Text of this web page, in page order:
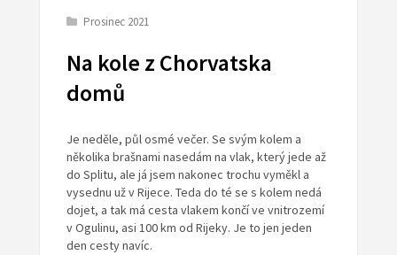
Prosinec 2021
Na kole z Chorvatska
domů
Je neděle, půl osmé večer. Se svým kolem a
několika brašnami nasedám na vlak, který jede až
do Splitu, ale já jsem nakonec trochu vyměkl a
vysednu už v Rijece. Teda do té se s kolem nedá
dojet, a tak má cesta vlakem končí ve vnitrozemí
v Ogulinu, asi 100 km od Rijeky. Je to jen jeden
den cesty navíc.